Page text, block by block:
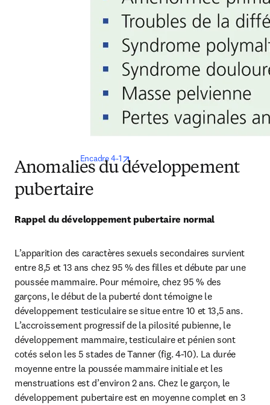
Encadre 4-1 opens in new tab/window
Anomalies du développement
pubertaire
Rappel du développement pubertaire normal
L’apparition des caractères sexuels secondaires survient
entre 8,5 et 13 ans chez 95 % des filles et débute par une
poussée mammaire. Pour mémoire, chez 95 % des
garçons, le début de la puberté dont témoigne le
développement testiculaire se situe entre 10 et 13,5 ans.
L’accroissement progressif de la pilosité pubienne, le
développement mammaire, testiculaire et pénien sont
cotés selon les 5 stades de Tanner (fig. 4-10). La durée
moyenne entre la poussée mammaire initiale et les
menstruations est d’environ 2 ans. Chez le garçon, le
développement pubertaire est en moyenne complet en 3